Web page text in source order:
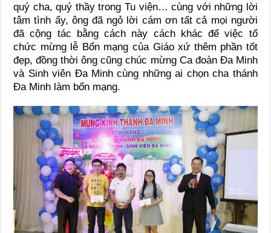
quý cha, quý thầy trong Tu viện… cùng với những lời
tâm tình ấy, ông đã ngỏ lời cám ơn tất cả mọi người
đã cộng tác bằng cách này cách khác để việc tổ
chức mừng lễ Bổn mạng của Giáo xứ thêm phần tốt
đẹp, đồng thời ông cũng chúc mừng Ca đoàn Đa Minh
và Sinh viên Đa Minh cùng những ai chọn cha thánh
Đa Minh làm bổn mạng.